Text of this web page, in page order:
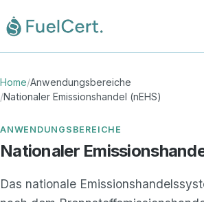
Anwendungsbereiche
Wissen & News
Home/Anwendungsbereiche
/Nationaler Emissionshandel (nEHS)
ANWENDUNGSBEREICHE
Nationaler
Das nationale